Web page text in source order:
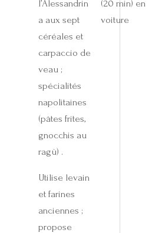
l’Alessandrin
a aux sept
céréales et
carpaccio de
veau ;
spécialités
napolitaines
(pâtes frites,
gnocchis au
ragù) .
(20 min) en
voiture
Utilise levain
et farines
anciennes ;
propose